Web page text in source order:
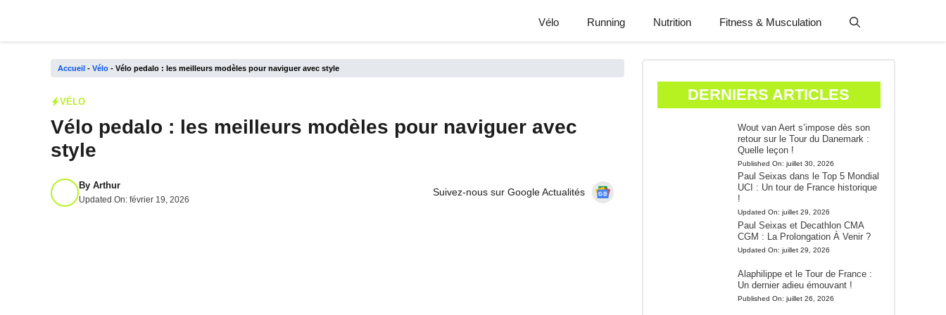
Vélo Running Nutrition Fitness & Musculation
Accueil - Vélo - Vélo pedalo : les meilleurs modèles pour naviguer avec style
VÉLO
Vélo pedalo : les meilleurs modèles pour naviguer avec
style
By Arthur
Updated On: février 19, 2026
Suivez-nous sur Google Actualités
DERNIERS ARTICLES
Wout van Aert s’impose dès son
retour sur le Tour du Danemark :
Quelle leçon !
Published On: juillet 30, 2026
Paul Seixas dans le Top 5 Mondial
UCI : Un tour de France historique
!
Updated On: juillet 29, 2026
Paul Seixas et Decathlon CMA
CGM : La Prolongation À Venir ?
Updated On: juillet 29, 2026
Alaphilippe et le Tour de France :
Un dernier adieu émouvant !
Published On: juillet 26, 2026